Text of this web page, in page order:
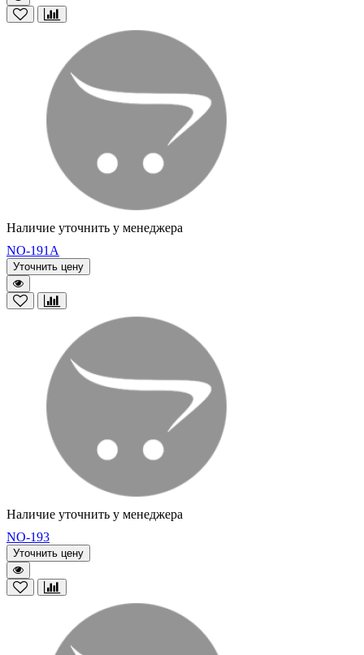
Наличие уточнить у менеджера
NO-191A
Уточнить цену
Наличие уточнить у менеджера
NO-193
Уточнить цену